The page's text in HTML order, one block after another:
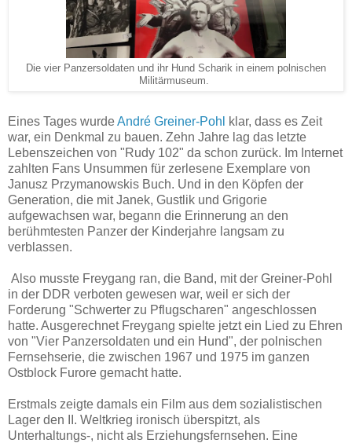
Die vier Panzersoldaten und ihr Hund Scharik in einem polnischen
Militärmuseum.
Eines Tages wurdeAndré Greiner-Pohl
klar, dass es Zeit
war, ein Denkmal zu bauen. Zehn Jahre lag das letzte
Lebenszeichen von "Rudy 102" da schon zurück. Im Internet
zahlten Fans Unsummen für zerlesene Exemplare von
Janusz Przymanowskis Buch. Und in den Köpfen der
Generation, die mit Janek, Gustlik und Grigorie
aufgewachsen war, begann die Erinnerung an den
berühmtesten Panzer der Kinderjahre langsam zu
verblassen.
Also musste Freygang ran, die Band, mit der Greiner-Pohl
in der DDR verboten gewesen war, weil er sich der
Forderung "Schwerter zu Pflugscharen" angeschlossen
hatte. Ausgerechnet Freygang spielte jetzt ein Lied zu Ehren
von "Vier Panzersoldaten und ein Hund", der polnischen
Fernsehserie, die zwischen 1967 und 1975 im ganzen
Ostblock Furore gemacht hatte.
Erstmals zeigte damals ein Film aus dem sozialistischen
Lager den II. Weltkrieg ironisch überspitzt, als
Unterhaltungs-, nicht als Erziehungsfernsehen. Eine